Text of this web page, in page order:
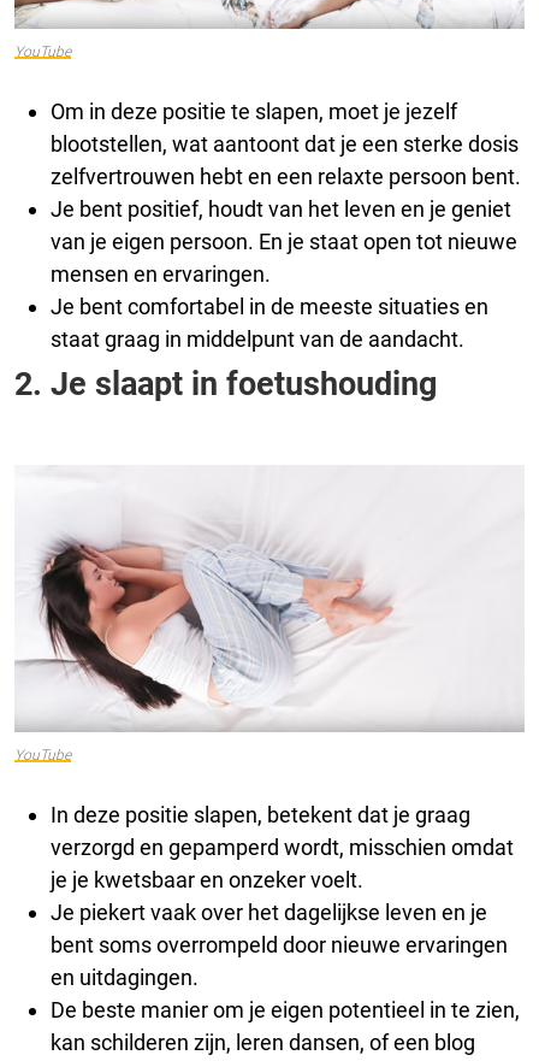
YouTube
Om in deze positie te slapen, moet je jezelf
blootstellen, wat aantoont dat je een sterke dosis
zelfvertrouwen hebt en een relaxte persoon bent.
Je bent positief, houdt van het leven en je geniet
van je eigen persoon. En je staat open tot nieuwe
mensen en ervaringen.
Je bent comfortabel in de meeste situaties en
staat graag in middelpunt van de aandacht.
2. Je slaapt in foetushouding
YouTube
In deze positie slapen, betekent dat je graag
verzorgd en gepamperd wordt, misschien omdat
je je kwetsbaar en onzeker voelt.
Je piekert vaak over het dagelijkse leven en je
bent soms overrompeld door nieuwe ervaringen
en uitdagingen.
De beste manier om je eigen potentieel in te zien,
kan schilderen zijn, leren dansen, of een blog